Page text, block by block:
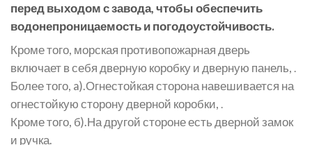
перед выходом с завода, чтобы обеспечить
водонепроницаемость и погодоустойчивость.
Кроме того, морская противопожарная дверь
включает в себя дверную коробку и дверную панель, .
Более того, a).Огнестойкая сторона навешивается на
огнестойкую сторону дверной коробки, .
Кроме того, б).На другой стороне есть дверной замок
и ручка.